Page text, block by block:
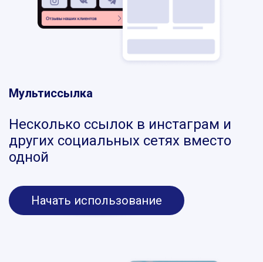
Мультиссылка
Несколько ссылок в инстаграм и
других социальных сетях вместо
одной
Начать использование